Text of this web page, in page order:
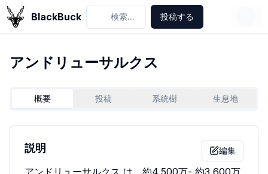
BlackBuck 検索... 投稿する
アンドリューサルクス
概要 投稿 系統樹 生息地
編集
説明
アンドリューサルクス は、約4,500万- 約3,600万